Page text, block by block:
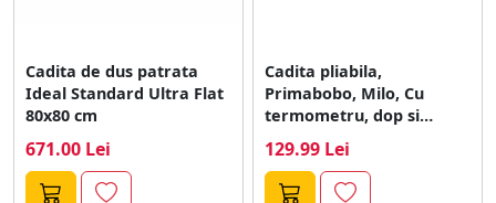
Cadita de dus patrata
Ideal Standard Ultra Flat
80x80 cm
671.00 Lei
Cadita pliabila,
Primabobo, Milo, Cu
termometru, dop si
129.99 Lei